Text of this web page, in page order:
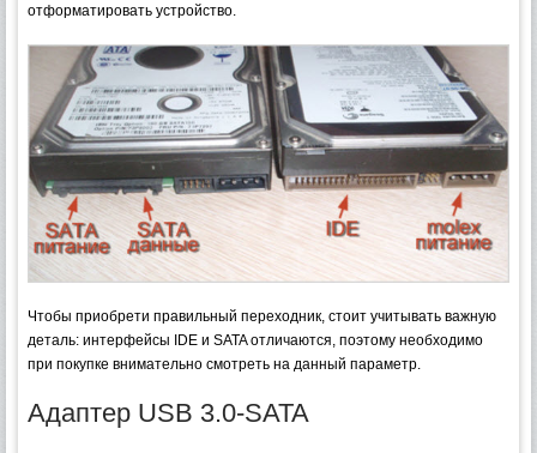
отформатировать устройство.
Чтобы приобрети правильный переходник, стоит учитывать важную
деталь: интерфейсы IDE и SATA отличаются, поэтому необходимо
при покупке внимательно смотреть на данный параметр.
Адаптер USB 3.0-SATA